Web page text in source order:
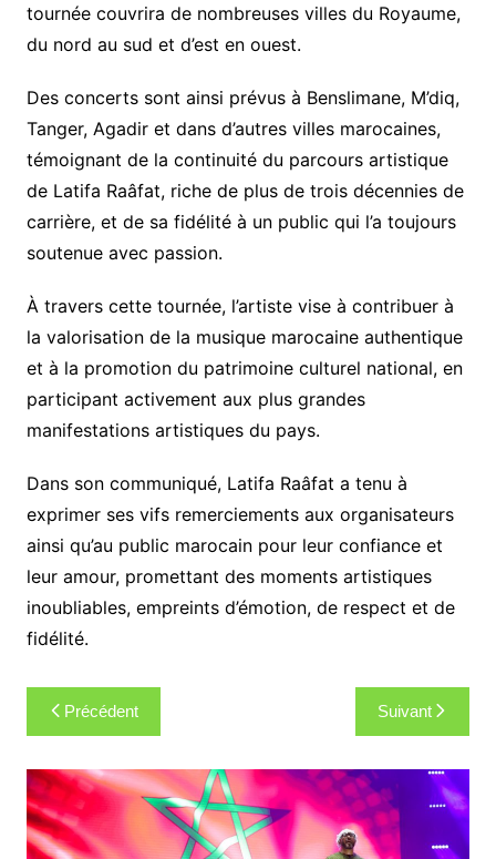
tournée couvrira de nombreuses villes du Royaume,
du nord au sud et d’est en ouest.
Des concerts sont ainsi prévus à Benslimane, M’diq,
Tanger, Agadir et dans d’autres villes marocaines,
témoignant de la continuité du parcours artistique
de Latifa Raâfat, riche de plus de trois décennies de
carrière, et de sa fidélité à un public qui l’a toujours
soutenue avec passion.
À travers cette tournée, l’artiste vise à contribuer à
la valorisation de la musique marocaine authentique
et à la promotion du patrimoine culturel national, en
participant activement aux plus grandes
manifestations artistiques du pays.
Dans son communiqué, Latifa Raâfat a tenu à
exprimer ses vifs remerciements aux organisateurs
ainsi qu’au public marocain pour leur confiance et
leur amour, promettant des moments artistiques
inoubliables, empreints d’émotion, de respect et de
fidélité.
Navigation
de
l’article
Précédent Suivant